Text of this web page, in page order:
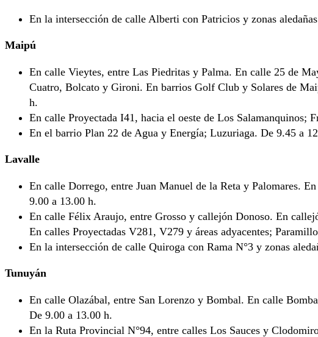
En la intersección de calle Alberti con Patricios y zonas
Maipú
En calle Vieytes, entre Las Piedritas y Palma. En calle 25 de
Cuatro, Bolcato y Gironi. En barrios Golf Club y Solares de
h.
En calle Proyectada I41, hacia el oeste de Los Salamanquinos;
En el barrio Plan 22 de Agua y Energía; Luzuriaga. De 9.45 a
Lavalle
En calle Dorrego, entre Juan Manuel de la Reta y Palomares.
9.00 a 13.00 h.
En calle Félix Araujo, entre Grosso y callejón Donoso. En
En calles Proyectadas V281, V279 y áreas adyacentes;
En la intersección de calle Quiroga con Rama N°3 y zonas
Tunuyán
En calle Olazábal, entre San Lorenzo y Bombal. En calle
De 9.00 a 13.00 h.
En la Ruta Provincial N°94, entre calles Los Sauces y